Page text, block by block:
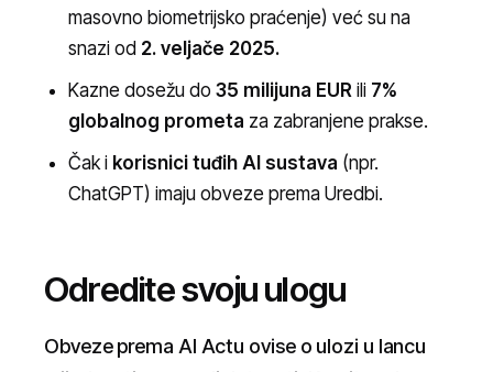
masovno biometrijsko praćenje) već su na
snazi od 2. veljače 2025.
Kazne dosežu do35 milijuna EUR ili 7%
globalnog prometa za zabranjene prakse.
Čak i korisnici tuđih AI sustava (npr.
ChatGPT) imaju obveze prema Uredbi.
Odredite svoju ulogu
Obveze prema AI Actu ovise o ulozi u lancu